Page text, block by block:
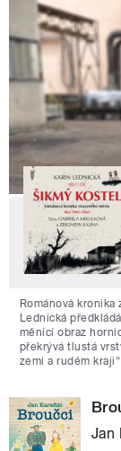
Románová
Lednická
měnící obraz
překrývá tlustá
zemi a rudém kraji“.
Jan